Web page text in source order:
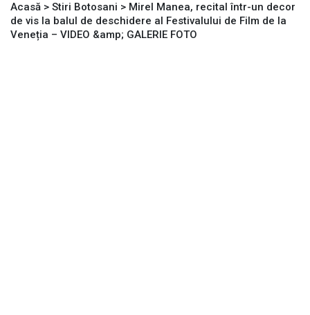
Acasă > Stiri Botosani > Mirel Manea, recital într-un decor
de vis la balul de deschidere al Festivalului de Film de la
Veneția – VIDEO &amp; GALERIE FOTO